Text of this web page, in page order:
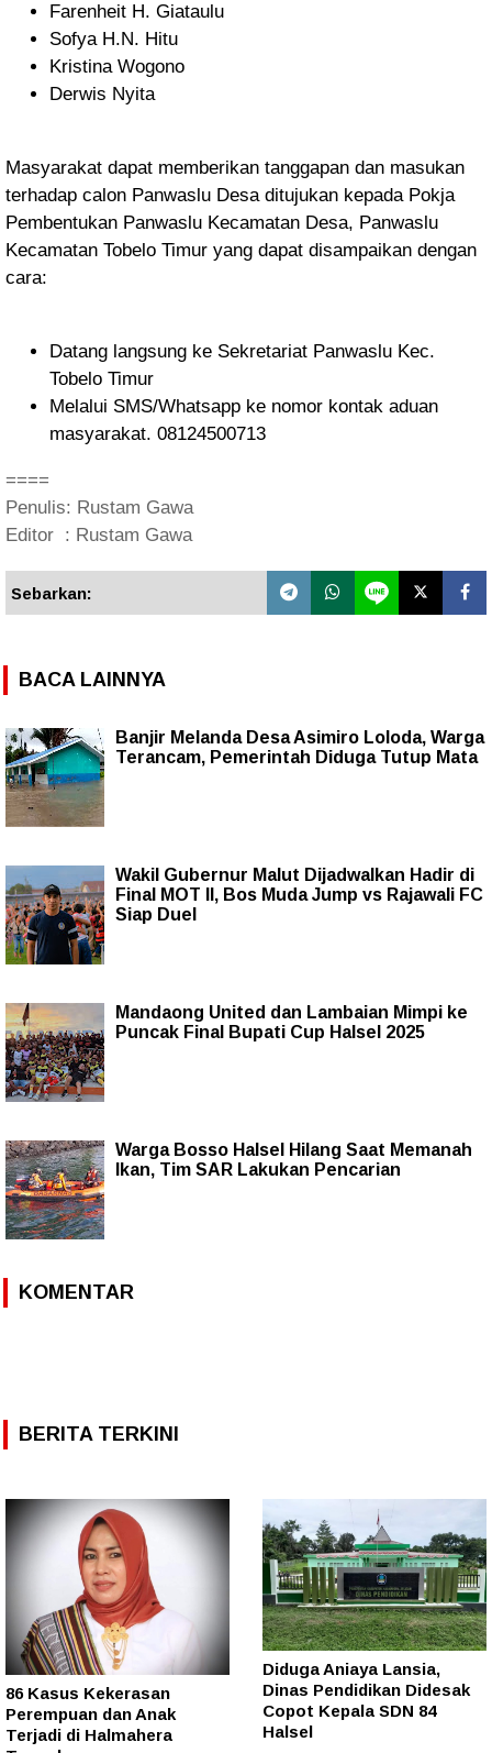
Farenheit H. Giataulu
Sofya H.N. Hitu
Kristina Wogono
Derwis Nyita
Masyarakat dapat memberikan tanggapan dan masukan
terhadap calon Panwaslu Desa ditujukan kepada Pokja
Pembentukan Panwaslu Kecamatan Desa, Panwaslu
Kecamatan Tobelo Timur yang dapat disampaikan dengan
cara:
Datang langsung ke Sekretariat Panwaslu Kec.
Tobelo Timur
Melalui SMS/Whatsapp ke nomor kontak aduan
masyarakat. 08124500713
====
Penulis: Rustam Gawa
Editor : Rustam Gawa
Sebarkan:
BACA LAINNYA
Banjir Melanda Desa Asimiro Loloda, Warga
Terancam, Pemerintah Diduga Tutup Mata
Wakil Gubernur Malut Dijadwalkan Hadir di
Final MOT II, Bos Muda Jump vs Rajawali FC
Siap Duel
Mandaong United dan Lambaian Mimpi ke
Puncak Final Bupati Cup Halsel 2025
Warga Bosso Halsel Hilang Saat Memanah
Ikan, Tim SAR Lakukan Pencarian
KOMENTAR
BERITA TERKINI
86 Kasus Kekerasan
Perempuan dan Anak
Terjadi di Halmahera
Diduga Aniaya Lansia,
Dinas Pendidikan Didesak
Copot Kepala SDN 84
Halsel